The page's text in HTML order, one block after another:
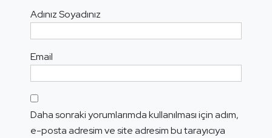
Adınız Soyadınız
Email
Daha sonraki yorumlarımda kullanılması için adım,
e-posta adresim ve site adresim bu tarayıcıya